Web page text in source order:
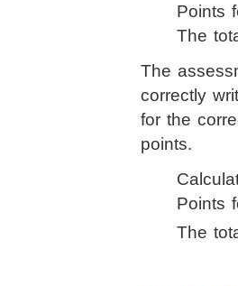
The
The
correctly
for the
points.
The